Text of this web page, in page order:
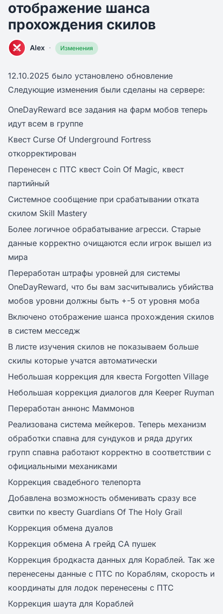
отображение шанса
прохождения скилов
Alex · Изменения
12.10.2025 было установлено обновление
Следующие изменения были сделаны на сервере:
OneDayReward все задания на фарм мобов теперь
идут всем в группе
Квест Curse Of Underground Fortress
откорректирован
Перенесен с ПТС квест Coin Of Magic, квест
партийный
Системное сообщение при срабатывании отката
скилом Skill Mastery
Более логичное обрабатывание агресси. Старые
данные корректно очищаются если игрок вышел из
мира
Переработан штрафы уровней для системы
OneDayReward, что бы вам засчитывались убийства
мобов уровни должны быть +-5 от уровня моба
Включено отображение шанса прохождения скилов
в систем месседж
В листе изучения скилов не показываем больше
скилы которые учатся автоматически
Небольшая коррекция для квеста Forgotten Village
Небольшая коррекция диалогов для Keeper Ruyman
Переработан аннонс Маммонов
Реализована система мейкеров. Теперь механизм
обработки спавна для сундуков и ряда других
групп спавна работают корректно в соответствии с
официальными механиками
Коррекция свадебного телепорта
Добавлена возможность обменивать сразу все
свитки по квесту Guardians Of The Holy Grail
Коррекция обмена дуалов
Коррекция обмена А грейд СА пушек
Коррекция бродкаста данных для Кораблей. Так же
перенесены данные с ПТС по Кораблям, скорость и
координаты для лодок перенесены с ПТС
Коррекция шаута для Кораблей